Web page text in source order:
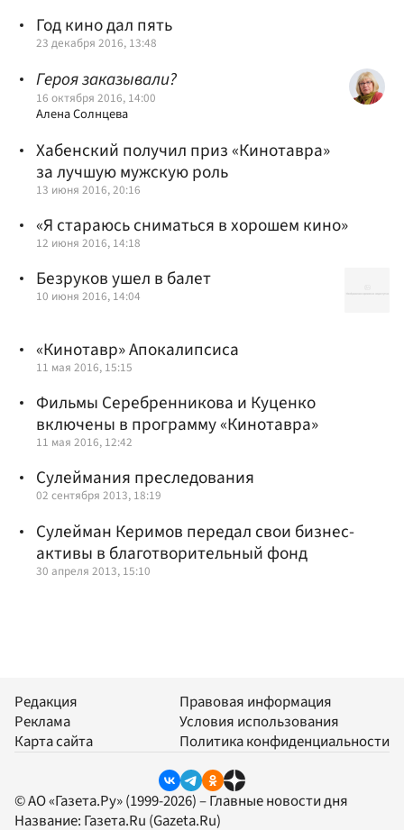
Год кино дал пять
23 декабря 2016, 13:48
Героя заказывали?
16 октября 2016, 14:00
Алена Солнцева
Хабенский получил приз «Кинотавра»
за лучшую мужскую роль
13 июня 2016, 20:16
«Я стараюсь сниматься в хорошем кино»
12 июня 2016, 14:18
Безруков ушел в балет
10 июня 2016, 14:04
«Кинотавр» Апокалипсиса
11 мая 2016, 15:15
Фильмы Серебренникова и Куценко
включены в программу «Кинотавра»
11 мая 2016, 12:42
Сулеймания преследования
02 сентября 2013, 18:19
Сулейман Керимов передал свои бизнес-
активы в благотворительный фонд
30 апреля 2013, 15:10
Редакция
Реклама
Карта сайта
Правовая информация
Условия использования
Политика конфиденциальности
© АО «Газета.Ру» (1999-2026) – Главные новости дня
Название: Газета.Ru (Gazeta.Ru)